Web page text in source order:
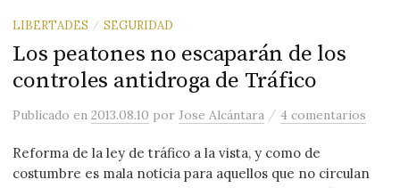
LIBERTADES / SEGURIDAD
Los peatones no escaparán de los
controles antidroga de Tráfico
Publicadoen2013.08.10 porJose Alcántara /4 comentarios
Reforma de la ley de tráfico a la vista, y como de
costumbre es mala noticia para aquellos que no circulan